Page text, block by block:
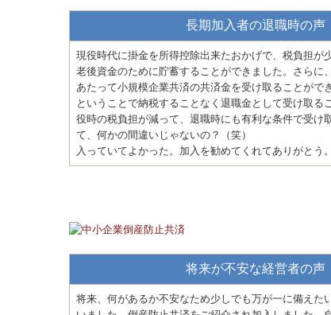
長期加入者の退職時の声
現役時代に掛金を所得控除出来たおかげで、税負担が
老後資金のために貯蓄することができました。さらに
あたって小規模企業共済の共済金を受け取ることがで
ということで納税することなく退職金として受け取る
役時の税負担が減って、退職時にも有利な条件で受け
て、何かの間違いじゃないの？（笑）
入っていてよかった。加入を勧めてくれてありがとう。
将来が不安な経営者の声
将来、何があるか不安なため少しでも万が一に備えた